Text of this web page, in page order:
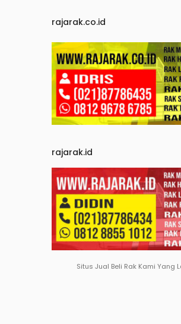
rajarak.co.id
rajarak.id
Situs Jual Beli Rak Kami Yang